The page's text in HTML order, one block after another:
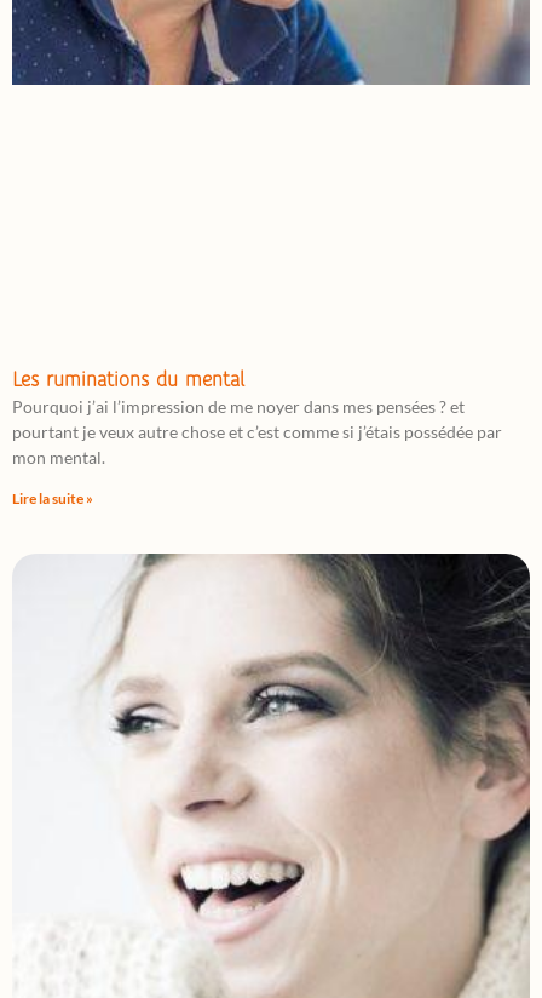
Les ruminations du mental
Pourquoi j’ai l’impression de me noyer dans mes pensées ? et
pourtant je veux autre chose et c’est comme si j’étais possédée par
mon mental.
Lire la suite »